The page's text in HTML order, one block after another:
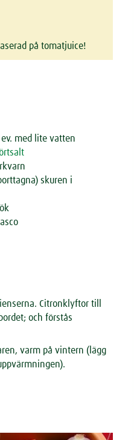
på tomatjuice!
med lite vatten
skuren i
Citronklyftor till
och förstås
varm på vintern (lägg